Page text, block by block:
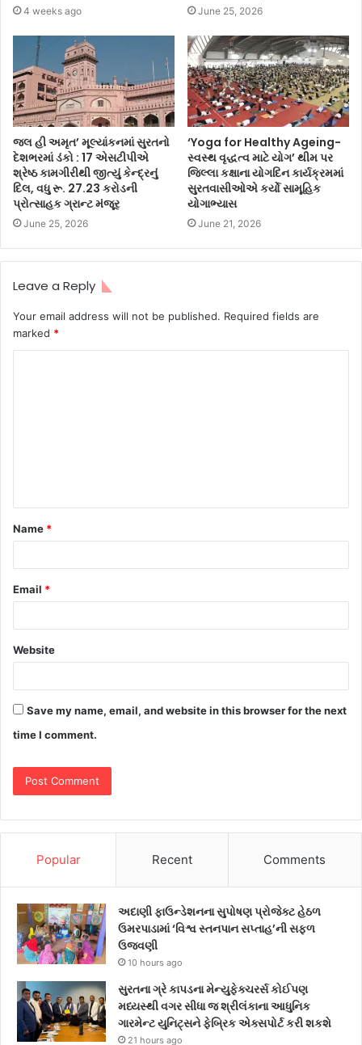
4 weeks ago June 25, 2026
જલ હી અમૃત’ મૂલ્યાંકનમાં સુરતનો
દેશભરમાં ડંકો : 17 એસટીપીએ
શ્રેષ્ઠ કામગીરીથી જીત્યું કેન્દ્રનું
દિલ, વધુ રૂ. 27.23 કરોડની
પ્રોત્સાહક ગ્રાન્ટ મંજૂર
June 25, 2026
‘Yoga for Healthy Ageing-
સ્વસ્થ વૃદ્ધત્વ માટે યોગ’ થીમ પર
જિલ્લા કક્ષાના યોગદિન કાર્યક્રમમાં
સુરતવાસીઓએ કર્યો સામૂહિક
યોગાભ્યાસ
June 21, 2026
Leave a Reply
Your email address will not be published. Required fields are
marked *
Name *
Email *
Website
Save my name, email, and website in this browser for the next
time I comment.
Popular Recent Comments
અદાણી ફાઉન્ડેશનના સુપોષણ પ્રોજેક્ટ હેઠળ
ઉમરપાડામાં ‘વિશ્વ સ્તનપાન સપ્તાહ’ની સફળ
ઉજવણી
10 hours ago
સુરતના ગ્રે કાપડના મેન્યુફેક્ચરર્સ કોઈપણ
મધ્યસ્થી વગર સીધા જ શ્રીલંકાના આધુનિક
ગારમેન્ટ યુનિટ્સને ફેબ્રિક એક્સપોર્ટ કરી શકશે
21 hours ago